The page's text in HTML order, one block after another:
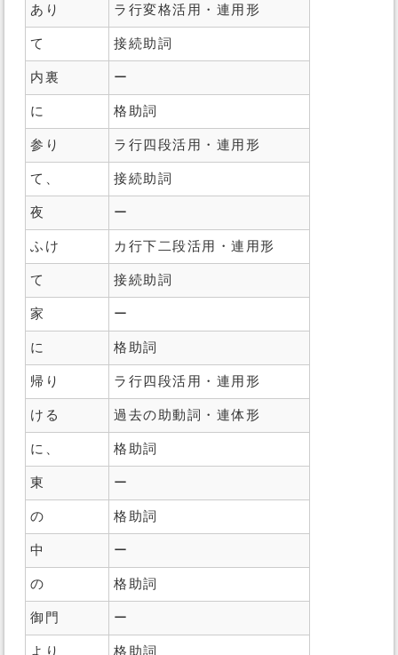
あり ラ行変格活用・連用形
て 接続助詞
内裏 ー
に 格助詞
参り ラ行四段活用・連用形
て、 接続助詞
夜 ー
ふけ カ行下二段活用・連用形
て 接続助詞
家 ー
に 格助詞
帰り ラ行四段活用・連用形
ける 過去の助動詞・連体形
に、 格助詞
東 ー
の 格助詞
中 ー
の 格助詞
御門 ー
より 格助詞